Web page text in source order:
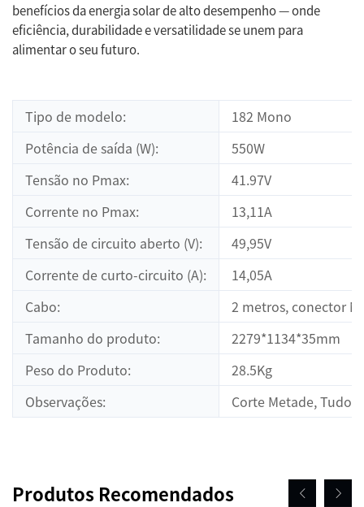
benefícios da energia solar de alto desempenho — onde
eficiência, durabilidade e versatilidade se unem para
alimentar o seu futuro.
Tipo de modelo:
182 Mono
Potência de saída (W):
550W
Tensão no Pmax:
41.97V
Corrente no Pmax:
13,11A
Tensão de circuito aberto (V):
49,95V
Corrente de curto-circuito (A):
14,05A
Cabo:
2 metros, conector
Tamanho do produto:
2279*1134*35mm
Peso do Produto:
28.5Kg
Observações:
Corte Metade, Tudo
Produtos Recomendados